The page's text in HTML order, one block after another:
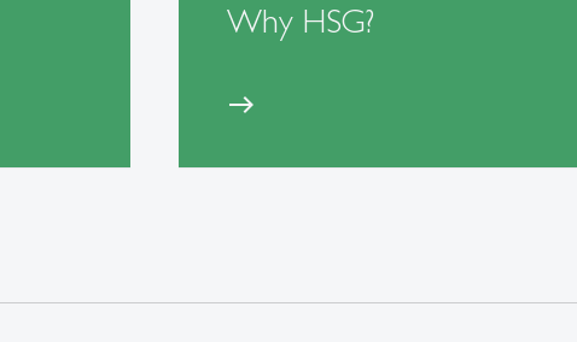
Why HSG?
east